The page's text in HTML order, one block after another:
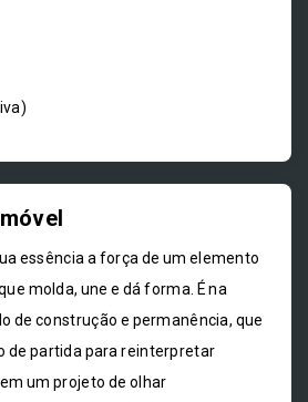
)
essência a força de um elemento
molda, une e dá forma. É na
de construção e permanência, que
de partida para reinterpretar
um projeto de olhar